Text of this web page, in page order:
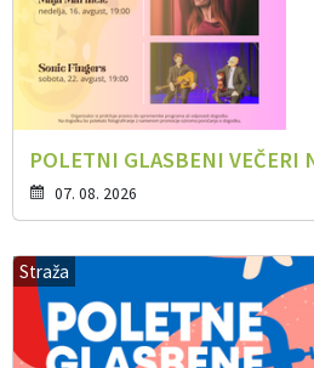
POLETNI GLASBENI VEČERI
07. 08. 2026
Straža